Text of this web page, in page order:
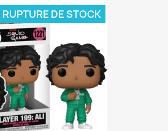
RUPTURE DE STOCK